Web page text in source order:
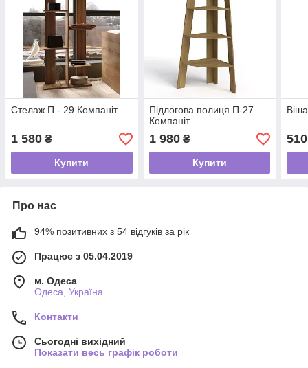
Стелаж П - 29 Компаніт
1 580 ₴
Купити
Підлогова полиця П-27
Компаніт
1 980₴
Купити
510
Про нас
94% позитивних з 54 відгуків за рік
Працює з 05.04.2019
м. Одеса
Одеса, Україна
Контакти
Сьогодні вихідний
Показати весь графік роботи